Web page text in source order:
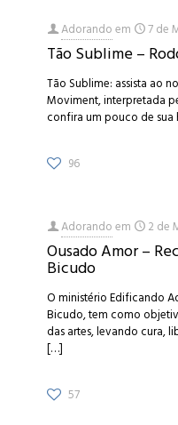
Adorandoem 7 de
Tão Sublime –
Tão Sublime: assista ao
Moviment, interpretada
confira um pouco de sua
96
Adorandoem 2 de
Ousado Amor –
Bicudo
O ministério Edificando
Bicudo, tem como
das artes, levando cura,
[…]
57